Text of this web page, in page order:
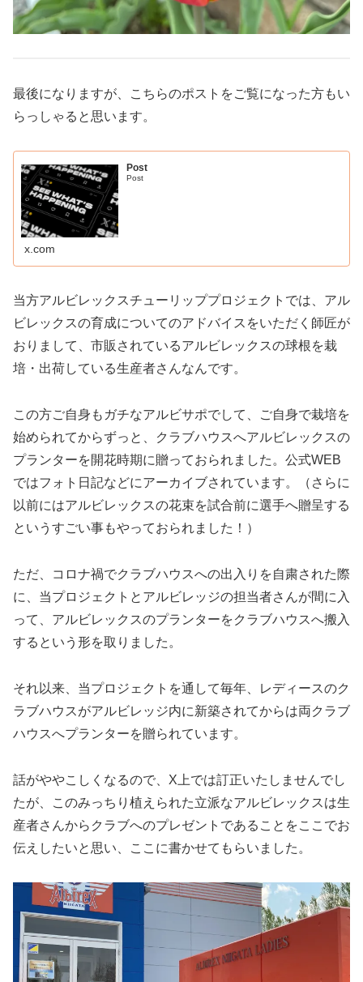
最後になりますが、こちらのポストをご覧になった方もい
らっしゃると思います。
Post
Post
x.com
当方アルビレックスチューリッププロジェクトでは、アル
ビレックスの育成についてのアドバイスをいただく師匠が
おりまして、市販されているアルビレックスの球根を栽
培・出荷している生産者さんなんです。
この方ご自身もガチなアルビサポでして、ご自身で栽培を
始められてからずっと、クラブハウスへアルビレックスの
プランターを開花時期に贈っておられました。公式WEB
ではフォト日記などにアーカイブされています。（さらに
以前にはアルビレックスの花束を試合前に選手へ贈呈する
というすごい事もやっておられました！）
ただ、コロナ禍でクラブハウスへの出入りを自粛された際
に、当プロジェクトとアルビレッジの担当者さんが間に入
って、アルビレックスのプランターをクラブハウスへ搬入
するという形を取りました。
それ以来、当プロジェクトを通して毎年、レディースのク
ラブハウスがアルビレッジ内に新築されてからは両クラブ
ハウスへプランターを贈られています。
話がややこしくなるので、X上では訂正いたしませんでし
たが、このみっちり植えられた立派なアルビレックスは生
産者さんからクラブへのプレゼントであることをここでお
伝えしたいと思い、ここに書かせてもらいました。